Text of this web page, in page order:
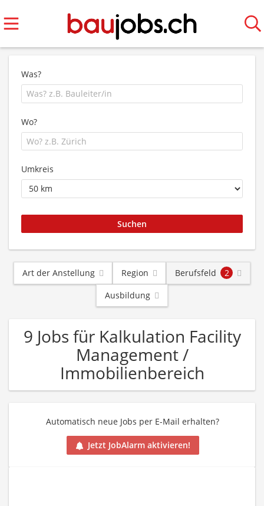
Was?
Wo?
Umkreis
Art der Anstellung Region Berufsfeld
2
Ausbildung
9 Jobs für Kalkulation Facility
Management /
Immobilienbereich
Automatisch neue Jobs per E-Mail erhalten?
Jetzt JobAlarm aktivieren!